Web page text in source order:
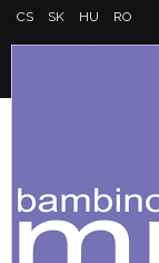
CS SK HU RO
Hlavná
Bambino Mio